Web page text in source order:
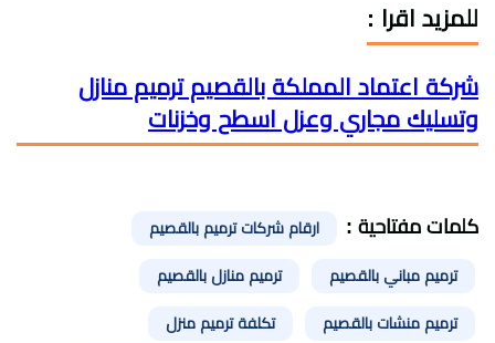
للمزيد اقرا :
شركة اعتماد المملكة بالقصيم ترميم منازل
وتسليك مجاري وعزل اسطح وخزنات
كلمات مفتاحية : ارقام شركات ترميم بالقصيم
ترميم مباني بالقصيم ترميم منازل بالقصيم
ترميم منشات بالقصيم تكلفة ترميم منزل